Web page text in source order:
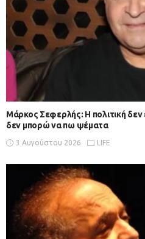
Μάρκος Σεφερλής: Η πολιτική δεν
δεν μπορώ να πω ψέματα
3 Αυγούστου 2026 LIFE